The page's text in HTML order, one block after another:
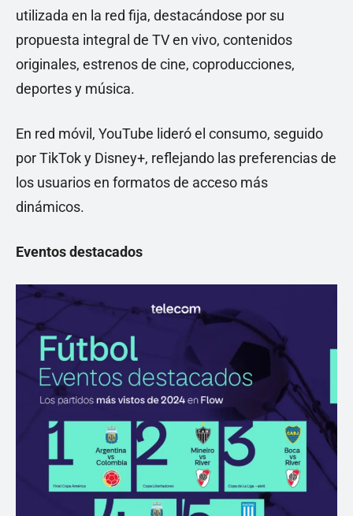
utilizada en la red fija, destacándose por su
propuesta integral de TV en vivo, contenidos
originales, estrenos de cine, coproducciones,
deportes y música.
En red móvil, YouTube lideró el consumo, seguido
por TikTok y Disney+, reflejando las preferencias de
los usuarios en formatos de acceso más
dinámicos.
Eventos destacados